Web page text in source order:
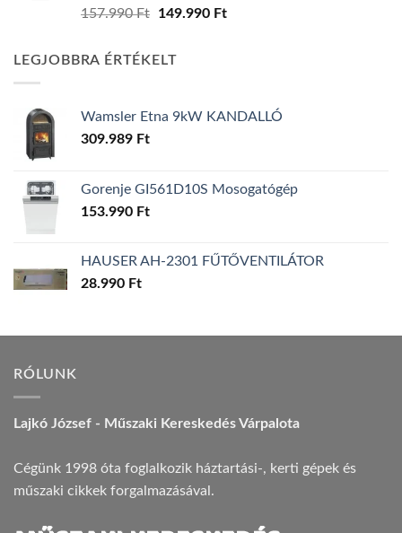
157.990Ft
Original
157.990 Ft.
149.990 FtCurrent
LEGJOBBRA ÉRTÉKELT
Wamsler Etna 9kW KANDALLÓ
309.989 Ft
Gorenje GI561D10S Mosogatógép
153.990 Ft
HAUSER AH-2301 FŰTŐVENTILÁTOR
28.990 Ft
RÓLUNK
Lajkó József - Műszaki Kereskedés Várpalota
Cégünk 1998 óta foglalkozik háztartási-, kerti gépek és
műszaki cikkek forgalmazásával.